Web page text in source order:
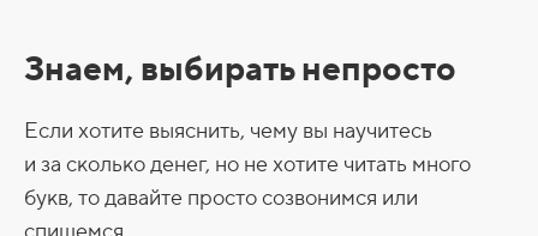
Знаем, выбирать непросто
Если хотите выяснить, чему вы научитесь
и за сколько денег, но не хотите читать много
букв, то давайте просто созвонимся или